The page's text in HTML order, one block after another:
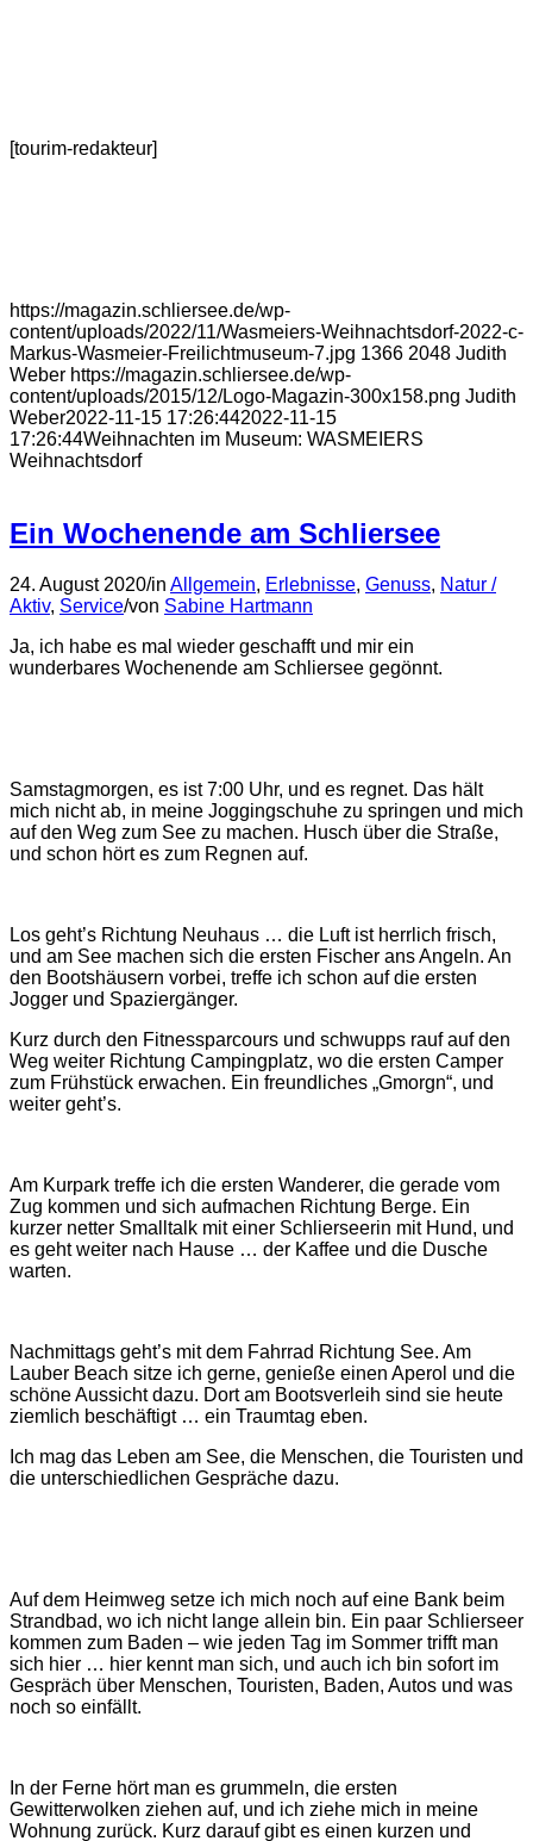
[tourim-redakteur]
https://magazin.schliersee.de/wp-
content/uploads/2022/11/Wasmeiers-Weihnachtsdorf-2022-c-
Markus-Wasmeier-Freilichtmuseum-7.jpg 1366 2048 Judith
Weber https://magazin.schliersee.de/wp-
content/uploads/2015/12/Logo-Magazin-300x158.png Judith
Weber2022-11-15 17:26:442022-11-15
17:26:44Weihnachten im Museum: WASMEIERS
Weihnachtsdorf
Ein Wochenende am Schliersee
24. August 2020/in Allgemein, Erlebnisse, Genuss, Natur /
Aktiv, Service/von Sabine Hartmann
Ja, ich habe es mal wieder geschafft und mir ein
wunderbares Wochenende am Schliersee gegönnt.
Samstagmorgen, es ist 7:00 Uhr, und es regnet. Das hält
mich nicht ab, in meine Joggingschuhe zu springen und mich
auf den Weg zum See zu machen. Husch über die Straße,
und schon hört es zum Regnen auf.
Los geht’s Richtung Neuhaus … die Luft ist herrlich frisch,
und am See machen sich die ersten Fischer ans Angeln. An
den Bootshäusern vorbei, treffe ich schon auf die ersten
Jogger und Spaziergänger.
Kurz durch den Fitnessparcours und schwupps rauf auf den
Weg weiter Richtung Campingplatz, wo die ersten Camper
zum Frühstück erwachen. Ein freundliches „Gmorgn“, und
weiter geht’s.
Am Kurpark treffe ich die ersten Wanderer, die gerade vom
Zug kommen und sich aufmachen Richtung Berge. Ein
kurzer netter Smalltalk mit einer Schlierseerin mit Hund, und
es geht weiter nach Hause … der Kaffee und die Dusche
warten.
Nachmittags geht’s mit dem Fahrrad Richtung See. Am
Lauber Beach sitze ich gerne, genieße einen Aperol und die
schöne Aussicht dazu. Dort am Bootsverleih sind sie heute
ziemlich beschäftigt … ein Traumtag eben.
Ich mag das Leben am See, die Menschen, die Touristen und
die unterschiedlichen Gespräche dazu.
Auf dem Heimweg setze ich mich noch auf eine Bank beim
Strandbad, wo ich nicht lange allein bin. Ein paar Schlierseer
kommen zum Baden ‒ wie jeden Tag im Sommer trifft man
sich hier … hier kennt man sich, und auch ich bin sofort im
Gespräch über Menschen, Touristen, Baden, Autos und was
noch so einfällt.
In der Ferne hört man es grummeln, die ersten
Gewitterwolken ziehen auf, und ich ziehe mich in meine
Wohnung zurück. Kurz darauf gibt es einen kurzen und